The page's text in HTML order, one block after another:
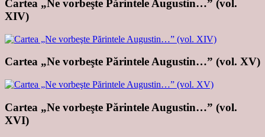
Cartea „Ne vorbeşte Părintele Augustin…” (vol.
XIV)
Cartea „Ne vorbeşte Părintele Augustin…” (vol. XV)
Cartea „Ne vorbeşte Părintele Augustin…” (vol.
XVI)